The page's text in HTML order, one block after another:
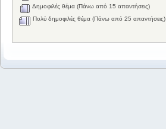
Δημοφιλές θέμα (Πάνω από 15 απαντήσεις)
Πολύ δημοφιλές θέμα (Πάνω από 25 απαντήσεις)